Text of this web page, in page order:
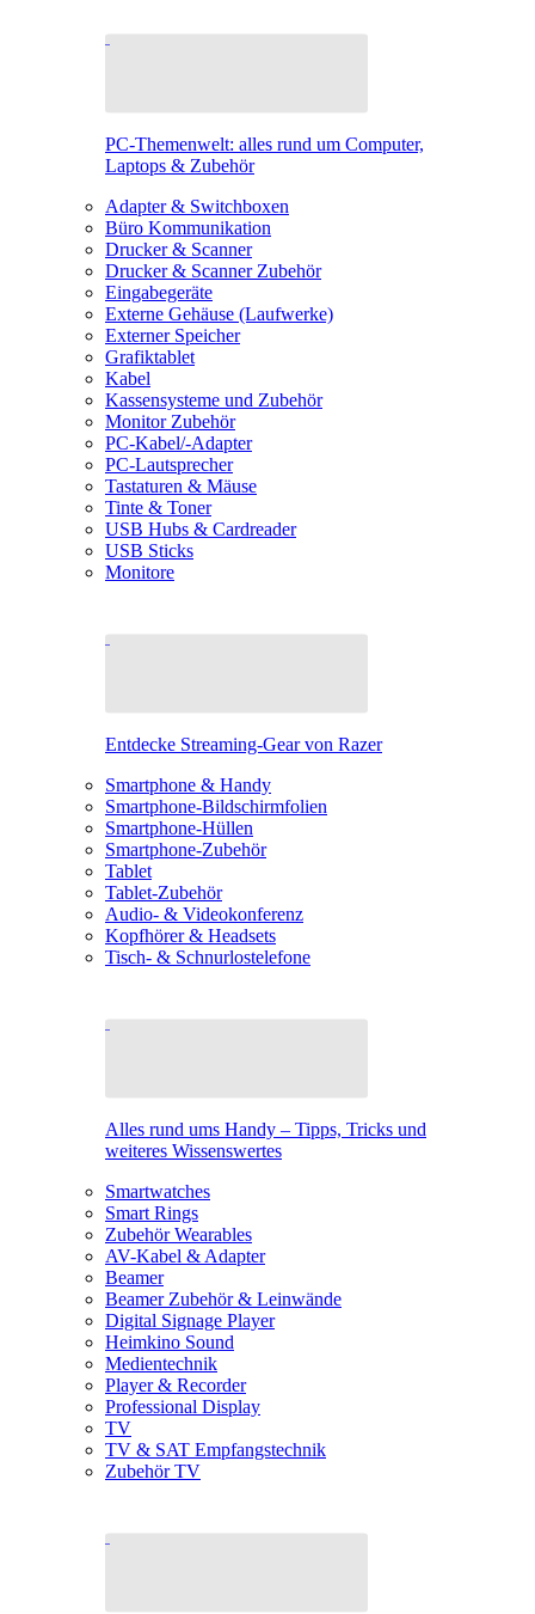
PC-Themenwelt: alles rund um Computer,
Laptops & Zubehör
Adapter & Switchboxen
Büro Kommunikation
Drucker & Scanner
Drucker & Scanner Zubehör
Eingabegeräte
Externe Gehäuse (Laufwerke)
Externer Speicher
Grafiktablet
Kabel
Kassensysteme und Zubehör
Monitor Zubehör
PC-Kabel/-Adapter
PC-Lautsprecher
Tastaturen & Mäuse
Tinte & Toner
USB Hubs & Cardreader
USB Sticks
Monitore
Entdecke Streaming-Gear von Razer
Smartphone & Handy
Smartphone-Bildschirmfolien
Smartphone-Hüllen
Smartphone-Zubehör
Tablet
Tablet-Zubehör
Audio- & Videokonferenz
Kopfhörer & Headsets
Tisch- & Schnurlostelefone
Alles rund ums Handy – Tipps, Tricks und
weiteres Wissenswertes
Smartwatches
Smart Rings
Zubehör Wearables
AV-Kabel & Adapter
Beamer
Beamer Zubehör & Leinwände
Digital Signage Player
Heimkino Sound
Medientechnik
Player & Recorder
Professional Display
TV
TV & SAT Empfangstechnik
Zubehör TV